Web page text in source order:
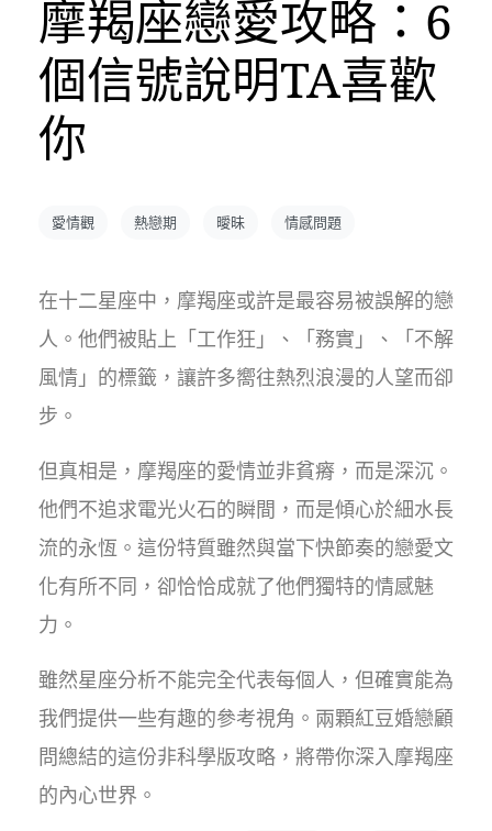
摩羯座戀愛攻略：6
個信號說明TA喜歡
你
愛情觀 熱戀期 曖昧 情感問題
在十二星座中，摩羯座或許是最容易被誤解的戀
人。他們被貼上「工作狂」、「務實」、「不解
風情」的標籤，讓許多嚮往熱烈浪漫的人望而卻
步。
但真相是，摩羯座的愛情並非貧瘠，而是深沉。
他們不追求電光火石的瞬間，而是傾心於細水長
流的永恆。這份特質雖然與當下快節奏的戀愛文
化有所不同，卻恰恰成就了他們獨特的情感魅
力。
雖然星座分析不能完全代表每個人，但確實能為
我們提供一些有趣的參考視角。兩顆紅豆婚戀顧
問總結的這份非科學版攻略，將帶你深入摩羯座
的內心世界。